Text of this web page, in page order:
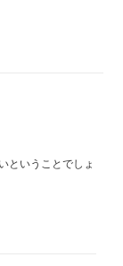
ということでしょ